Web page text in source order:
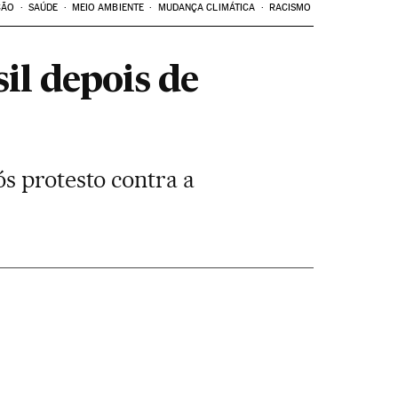
SAÚDE MEIO AMBIENTE MUDANÇA CLIMÁTICA RACISMO
depois de
protesto contra a